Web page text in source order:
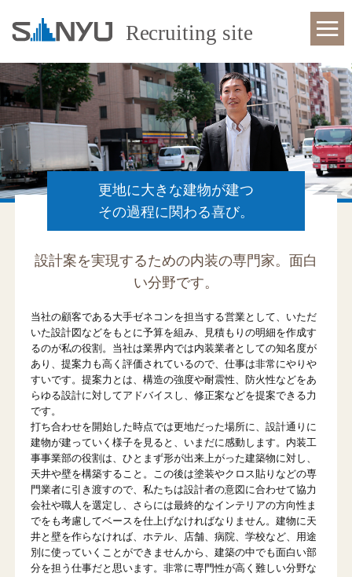
更地に大きな建物が建つ
その過程に関わる喜び。
設計案を実現するための内装の専門家。面白
い分野です。
当社の顧客である大手ゼネコンを担当する営業として、いただ
いた設計図などをもとに予算を組み、見積もりの明細を作成す
るのが私の役割。当社は業界内では内装業者としての知名度が
あり、提案力も高く評価されているので、仕事は非常にやりや
すいです。提案力とは、構造の強度や耐震性、防火性などをあ
らゆる設計に対してアドバイスし、修正案などを提案できる力
です。
打ち合わせを開始した時点では更地だった場所に、設計通りに
建物が建っていく様子を見ると、いまだに感動します。内装工
事事業部の役割は、ひとまず形が出来上がった建築物に対し、
天井や壁を構築すること。この後は塗装やクロス貼りなどの専
門業者に引き渡すので、私たちは設計者の意図に合わせて協力
会社や職人を選定し、さらには最終的なインテリアの方向性ま
でをも考慮してベースを仕上げなければなりません。建物に天
井と壁を作らなければ、ホテル、店舗、病院、学校など、用途
別に使っていくことができませんから、建築の中でも面白い部
分を担う仕事だと思います。非常に専門性が高く難しい分野な